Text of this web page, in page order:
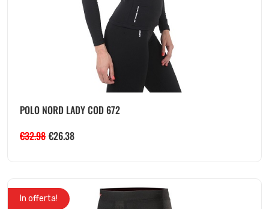
POLO NORD LADY COD 672
€32.98 €26.38
In offerta!